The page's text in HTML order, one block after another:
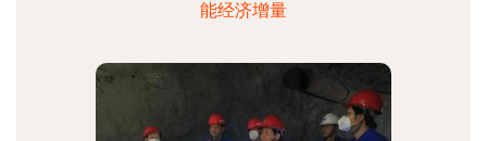
能经济增量